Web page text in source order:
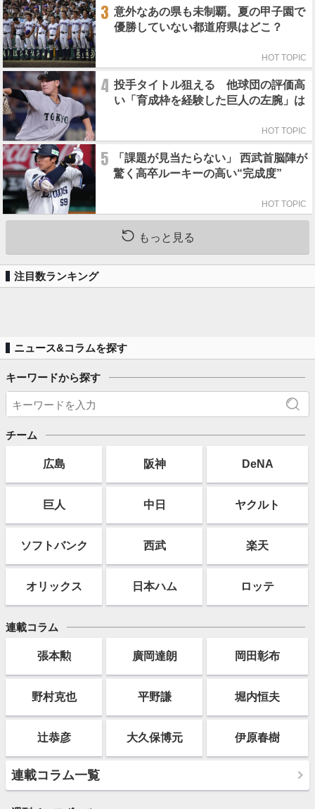
3 意外なあの県も未制覇。夏の甲子園で
優勝していない都道府県はどこ？
HOT TOPIC
4 投手タイトル狙える 他球団の評価高
い「育成枠を経験した巨人の左腕」は
HOT TOPIC
5
「課題が見当たらない」 西武首脳陣が
驚く高卒ルーキーの高い“完成度”
HOT TOPIC
もっと見る
注目数ランキング
ニュース&コラムを探す
キーワードから探す
チーム
広島 阪神 DeNA
巨人 中日 ヤクルト
ソフトバンク 西武 楽天
オリックス 日本ハム ロッテ
連載コラム
張本勲 廣岡達朗 岡田彰布
野村克也 平野謙 堀内恒夫
辻恭彦 大久保博元 伊原春樹
連載コラム一覧